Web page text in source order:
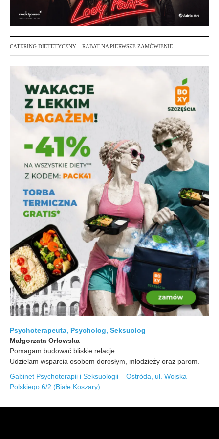
CATERING DIETETYCZNY – RABAT NA PIERWSZE ZAMÓWIENIE
Psychoterapeuta, Psycholog, Seksuolog
Małgorzata Orłowska
Pomagam budować bliskie relacje.
Udzielam wsparcia osobom dorosłym, młodzieży oraz parom.
Gabinet Psychoterapii i Seksuologii – Ostróda, ul. Wojska
Polskiego 6/2 (Białe Koszary)